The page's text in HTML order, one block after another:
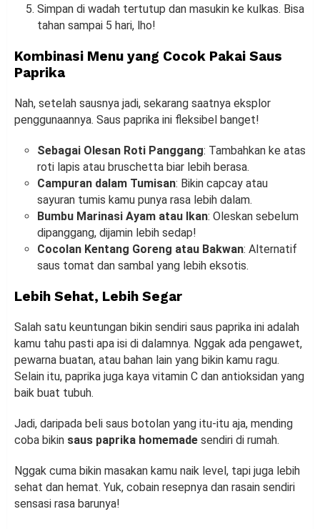
Simpan di wadah tertutup dan masukin ke kulkas. Bisa
tahan sampai 5 hari, lho!
Kombinasi Menu yang Cocok Pakai Saus
Paprika
Nah, setelah sausnya jadi, sekarang saatnya eksplor
penggunaannya. Saus paprika ini fleksibel banget!
Sebagai Olesan Roti Panggang: Tambahkan ke atas
roti lapis atau bruschetta biar lebih berasa.
Campuran dalam Tumisan: Bikin capcay atau
sayuran tumis kamu punya rasa lebih dalam.
Bumbu Marinasi Ayam atau Ikan: Oleskan sebelum
dipanggang, dijamin lebih sedap!
Cocolan Kentang Goreng atau Bakwan: Alternatif
saus tomat dan sambal yang lebih eksotis.
Lebih Sehat, Lebih Segar
Salah satu keuntungan bikin sendiri saus paprika ini adalah
kamu tahu pasti apa isi di dalamnya. Nggak ada pengawet,
pewarna buatan, atau bahan lain yang bikin kamu ragu.
Selain itu, paprika juga kaya vitamin C dan antioksidan yang
baik buat tubuh.
Jadi, daripada beli saus botolan yang itu-itu aja, mending
coba bikin saus paprika homemade sendiri di rumah.
Nggak cuma bikin masakan kamu naik level, tapi juga lebih
sehat dan hemat. Yuk, cobain resepnya dan rasain sendiri
sensasi rasa barunya!